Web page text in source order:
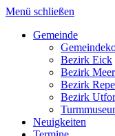
Direkt
Inhalt
Menü schließen
Gemeinde
Bezirk Eick
Bezirk
Bezirk
Bezirk
Neuigkeiten